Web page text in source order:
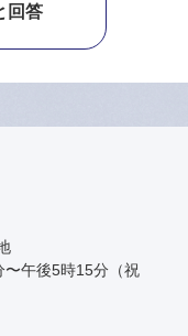
回答
午後5時15分（祝